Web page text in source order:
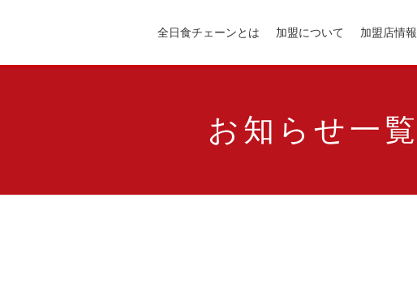
全日食チェーンとは 加盟について 加盟店情報
お知らせ一覧